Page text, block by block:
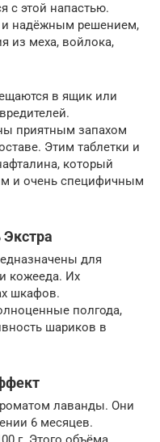
с этой напастью.
и надёжным решением,
из меха, войлока,
в ящик или
приятным запахом
Этим таблетки и
который
и очень специфичным
для
кожееда. Их
шкафов.
полгода,
шариков в
лаванды. Они
6 месяцев.